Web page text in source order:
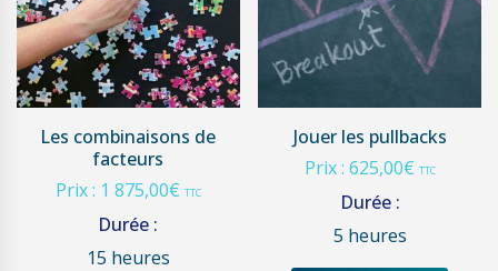
Les combinaisons de
facteurs
Prix : 1 875,00€ TTC
Durée :
15 heures
Jouer les pullbacks
Prix : 625,00€ TTC
Durée :
5 heures